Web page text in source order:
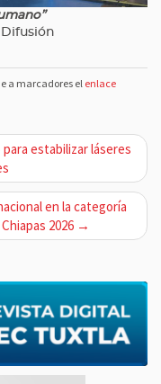
a marcadores el enlace
estabilizar láseres
en la categoría
2026 →